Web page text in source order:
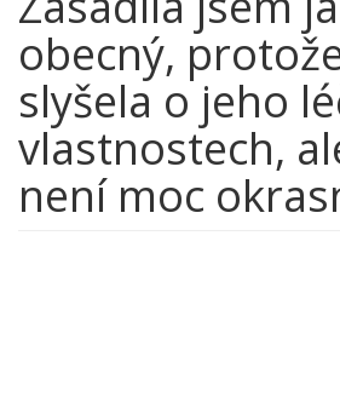
obecný,
slyšela o jeho
vlastnostech,
není moc